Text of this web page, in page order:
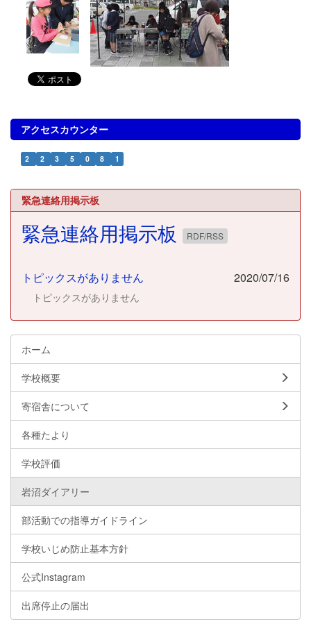
アクセスカウンター
2 2 3 5 0 8 1
緊急連絡用掲示板
緊急連絡用掲示板 RDF/RSS
トピックスがありません 2020/07/16
トピックスがありません
ホーム
学校概要
寄宿舎について
各種たより
学校評価
岩沼ダイアリー
部活動での指導ガイドライン
学校いじめ防止基本方針
公式Instagram
出席停止の届出